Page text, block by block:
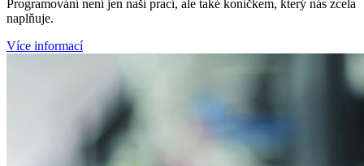
Programování není jen naší prací, ale také koníčkem, který nás zcela
naplňuje.
Více informací